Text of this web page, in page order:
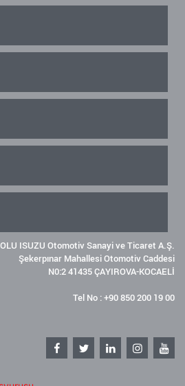
ISUZU Otomotiv Sanayi ve Ticaret A.Ş.
Şekerpınar Mahallesi Otomotiv Caddesi
N0:2 41435 ÇAYIROVA-KOCAELİ
Tel No : +90 850 200 19 00